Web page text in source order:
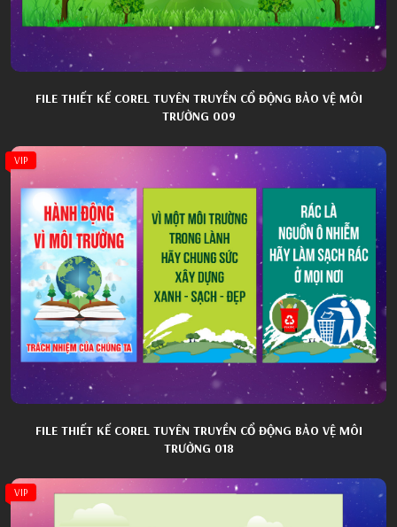
FILE THIẾT KẾ COREL TUYÊN TRUYỀN CỔ ĐỘNG BẢO VỆ MÔI
TRƯỜNG 009
VIP
FILE THIẾT KẾ COREL TUYÊN TRUYỀN CỔ ĐỘNG BẢO VỆ MÔI
TRƯỜNG 018
VIP